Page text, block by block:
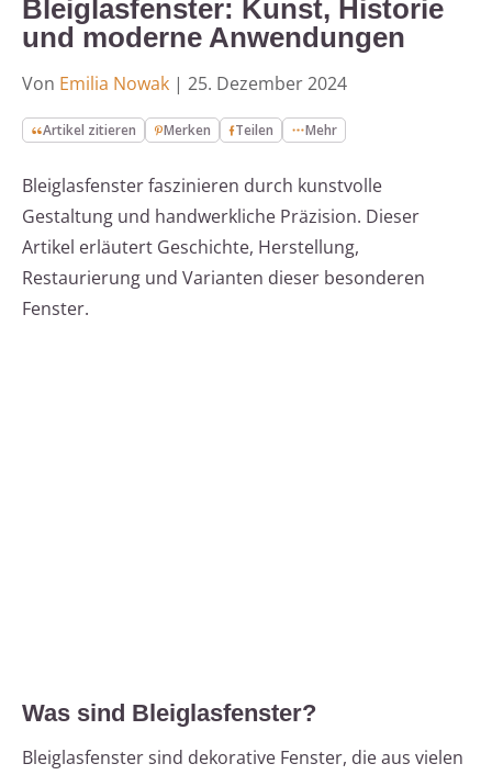
Bleiglasfenster: Kunst, Historie
und moderne Anwendungen
Von Emilia Nowak | 25. Dezember 2024
Artikel zitieren Merken Teilen Mehr
Bleiglasfenster faszinieren durch kunstvolle
Gestaltung und handwerkliche Präzision. Dieser
Artikel erläutert Geschichte, Herstellung,
Restaurierung und Varianten dieser besonderen
Fenster.
Was sind Bleiglasfenster?
Bleiglasfenster sind dekorative Fenster, die aus vielen